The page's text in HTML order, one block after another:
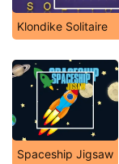
Klondike Solitaire
Spaceship Jigsaw